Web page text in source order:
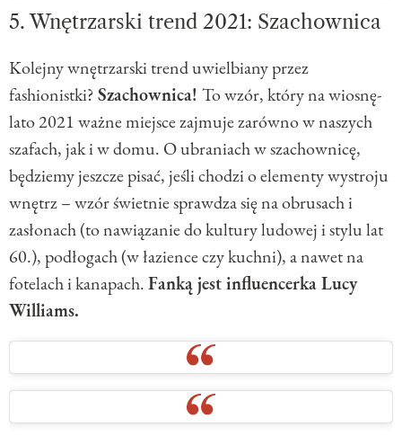
5. Wnętrzarski trend 2021: Szachownica
Kolejny wnętrzarski trend uwielbiany przez
fashionistki?Szachownica! To wzór, który na wiosnę-
lato 2021 ważne miejsce zajmuje zarówno w naszych
szafach, jak i w domu. O ubraniach w szachownicę,
będziemy jeszcze pisać, jeśli chodzi o elementy wystroju
wnętrz – wzór świetnie sprawdza się na obrusach i
zasłonach (to nawiązanie do kultury ludowej i stylu lat
60.), podłogach (w łazience czy kuchni), a nawet na
fotelach i kanapach.Fanką jest influencerka Lucy
Williams.